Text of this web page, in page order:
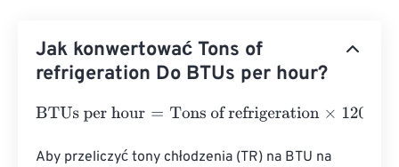
Jak konwertować Tons of
refrigeration Do BTUs per hour?
BTUs per hour=Tons of refrigeration×12000
Aby przeliczyć tony chłodzenia (TR) na BTU na